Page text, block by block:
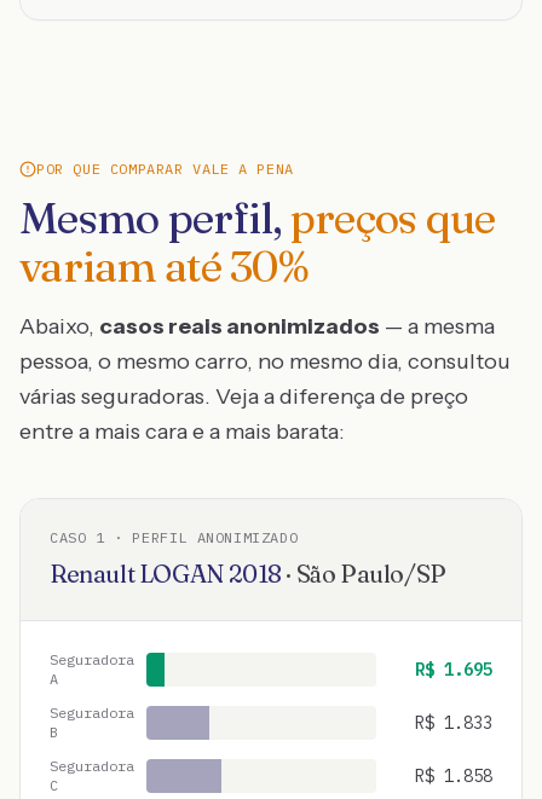
POR QUE COMPARAR VALE A PENA
Mesmo perfil, preços que
variam até30%
Abaixo, casos reais anonimizados — a mesma
pessoa, o mesmo carro, no mesmo dia, consultou
várias seguradoras. Veja a diferença de preço
entre a mais cara e a mais barata:
CASO 1 · PERFIL ANONIMIZADO
RenaultLOGAN 2018 · São Paulo/SP
Seguradora
A
R$ 1.695
Seguradora
B
R$ 1.833
Seguradora
C
R$ 1.858